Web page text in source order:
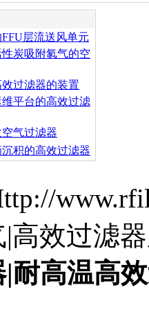
层流送风单元
炭吸附氡气的空
过滤器的装置
平台的高效过滤
气过滤器
积的高效过滤器
高效过滤
耐高温高